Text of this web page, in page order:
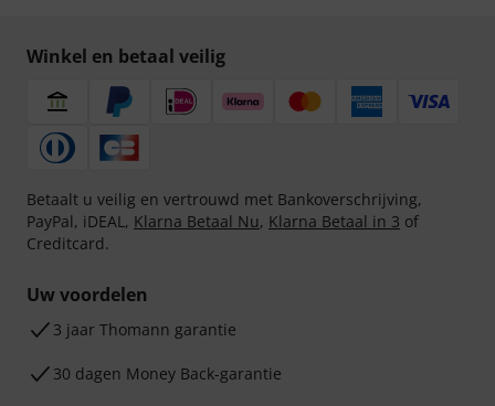
Winkel en betaal veilig
Betaalt u veilig en vertrouwd met Bankoverschrijving,
PayPal, iDEAL, Klarna Betaal Nu, Klarna Betaal in 3 of
Creditcard.
Uw voordelen
3 jaar Thomann garantie
30 dagen Money Back-garantie